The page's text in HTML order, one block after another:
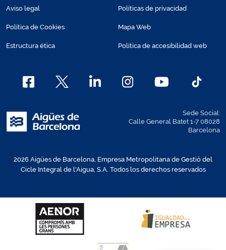
Aviso legal
Política de Cookies
Estructura ética
Políticas de privacidad
Mapa Web
Política de accesibilidad web
Sede Social:
Calle General Batet 1-7 08028
Barcelona
2026 Aigües de Barcelona, Empresa Metropolitana de Gestió del
Cicle Integral de l'Aigua, S.A. Todos los derechos reservados